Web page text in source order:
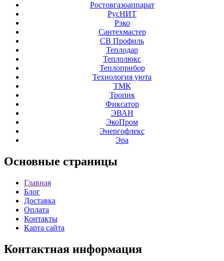
Ростовгазоаппарат
РусНИТ
Рэко
Сантехмастер
СВ Профиль
Теплодар
Теплолюкс
Теплоприбор
Технология уюта
ТМК
Тропик
Фиксатор
ЭВАН
ЭкоПром
Энергофлекс
Эра
Основные страницы
Главная
Блог
Доставка
Оплата
Контакты
Карта сайта
Контактная информация